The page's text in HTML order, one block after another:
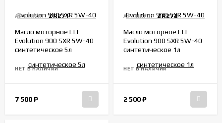
АРТИКУЛ: ZR271
Масло моторное ELF
Evolution 900 SXR 5W-40
синтетическое 5л
НЕТ В НАЛИЧИИ
7 500₽
АРТИКУЛ: ZR272
Масло моторное ELF
Evolution 900 SXR 5W-40
синтетическое 1л
НЕТ В НАЛИЧИИ
2 500₽